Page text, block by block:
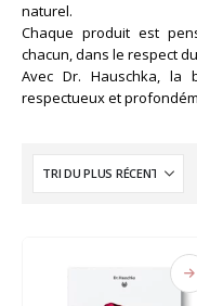
naturel.
Chaque produit est
chacun, dans le respect
Avec Dr. Hauschka, la
respectueux et